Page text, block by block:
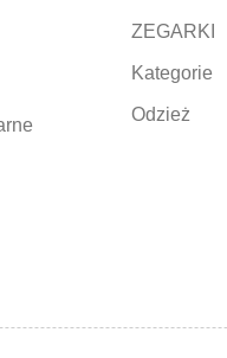
ZEGARKI
Kategorie
Odzież